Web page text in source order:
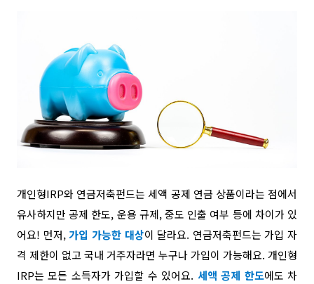
개인형IRP와 연금저축펀드는 세액 공제 연금 상품이라는 점에서
유사하지만 공제 한도, 운용 규제, 중도 인출 여부 등에 차이가 있
어요! 먼저, 가입 가능한 대상이 달라요. 연금저축펀드는 가입 자
격 제한이 없고 국내 거주자라면 누구나 가입이 가능해요. 개인형
IRP는 모든 소득자가 가입할 수 있어요. 세액 공제 한도에도 차